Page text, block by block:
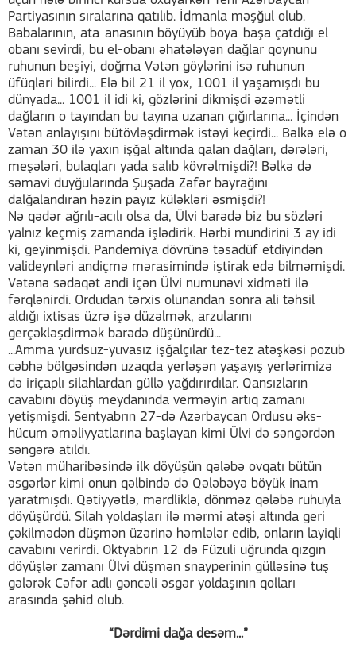
Partiyasının sıralarına qatılıb. İdmanla məşğul olub.
Babalarının, ata-anasının böyüyüb boya-başa çatdığı el-
obanı sevirdi, bu el-obanı əhatələyən dağlar qoynunu
ruhunun beşiyi, doğma Vətən göylərini isə ruhunun
üfüqləri bilirdi... Elə bil 21 il yox, 1001 il yaşamışdı bu
dünyada... 1001 il idi ki, gözlərini dikmişdi əzəmətli
dağların o tayından bu tayına uzanan çığırlarına... İçindən
Vətən anlayışını bütövləşdirmək istəyi keçirdi... Bəlkə elə o
zaman 30 ilə yaxın işğal altında qalan dağları, dərələri,
meşələri, bulaqları yada salıb kövrəlmişdi?! Bəlkə də
səmavi duyğularında Şuşada Zəfər bayrağını
dalğalandıran həzin payız küləkləri əsmişdi?!
Nə qədər ağrılı-acılı olsa da, Ülvi barədə biz bu sözləri
yalnız keçmiş zamanda işlədirik. Hərbi mundirini 3 ay idi
ki, geyinmişdi. Pandemiya dövrünə təsadüf etdiyindən
valideynləri andiçmə mərasimində iştirak edə bilməmişdi.
Vətənə sədaqət andi içən Ülvi numunəvi xidməti ilə
fərqlənirdi. Ordudan tərxis olunandan sonra ali təhsil
aldığı ixtisas üzrə işə düzəlmək, arzularını
gerçəkləşdirmək barədə düşünürdü...
...Amma yurdsuz-yuvasız işğalçılar tez-tez atəşkəsi pozub
cəbhə bölgəsindən uzaqda yerləşən yaşayış yerlərimizə
də iriçaplı silahlardan güllə yağdırırdılar. Qansızların
cavabını döyüş meydanında verməyin artıq zamanı
yetişmişdi. Sentyabrın 27-də Azərbaycan Ordusu əks-
hücum əməliyyatlarına başlayan kimi Ülvi də səngərdən
səngərə atıldı.
Vətən müharibəsində ilk döyüşün qələbə ovqatı bütün
əsgərlər kimi onun qəlbində də Qələbəyə böyük inam
yaratmışdı. Qətiyyətlə, mərdliklə, dönməz qələbə ruhuyla
döyüşürdü. Silah yoldaşları ilə mərmi atəşi altında geri
çəkilmədən düşmən üzərinə həmlələr edib, onların layiqli
cavabını verirdi. Oktyabrın 12-də Füzuli uğrunda qızgın
döyüşlər zamanı Ülvi düşmən snayperinin gülləsinə tuş
gələrək Cəfər adlı gəncəli əsgər yoldaşının qolları
arasında şəhid olub.
“Dərdimi dağa desəm...”